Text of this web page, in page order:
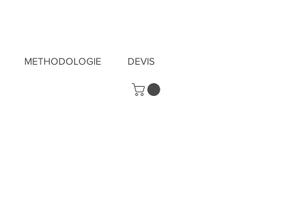
METHODOLOGIE DEVIS